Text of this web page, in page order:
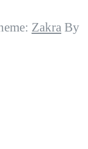
Zakra By